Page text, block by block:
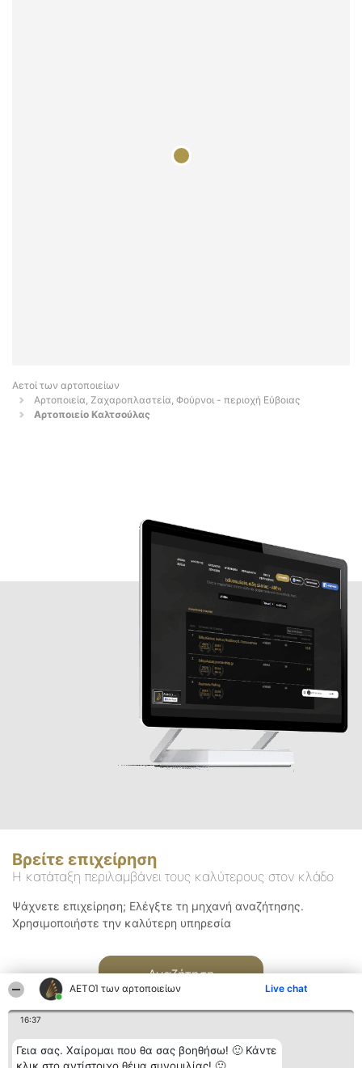
ΑΕΤΟΊ των αρτοποιείων Live chat
16:37
Γεια σας. Χαίρομαι που θα σας βοηθήσω! 🙂 Κάντε
Αετοί των αρτοποιείων
Αρτοποιεία, Ζαχαροπλαστεία, Φούρνοι - περιοχή Εύβοιας
Αρτοποιείο Καλτσούλας
Βρείτε επιχείρηση
Η κατάταξη περιλαμβάνει τους καλύτερους στον κλάδο
Ψάχνετε επιχείρηση; Ελέγξτε τη μηχανή αναζήτησης.
Χρησιμοποιήστε την καλύτερη υπηρεσία
Αναζήτηση